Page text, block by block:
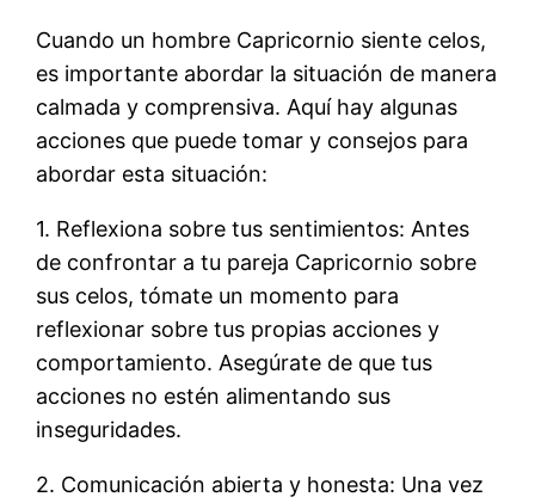
Cuando un hombre Capricornio siente celos,
es importante abordar la situación de manera
calmada y comprensiva. Aquí hay algunas
acciones que puede tomar y consejos para
abordar esta situación:
1. Reflexiona sobre tus sentimientos: Antes
de confrontar a tu pareja Capricornio sobre
sus celos, tómate un momento para
reflexionar sobre tus propias acciones y
comportamiento. Asegúrate de que tus
acciones no estén alimentando sus
inseguridades.
2. Comunicación abierta y honesta: Una vez